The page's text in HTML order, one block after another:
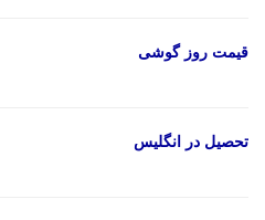
قیمت روز گوشی
تحصیل در انگلیس